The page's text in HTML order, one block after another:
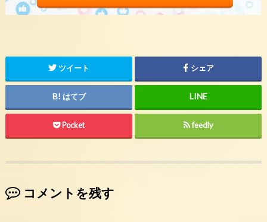
ツイート シェア
はてブ
Pocket feedly
コメントを残す